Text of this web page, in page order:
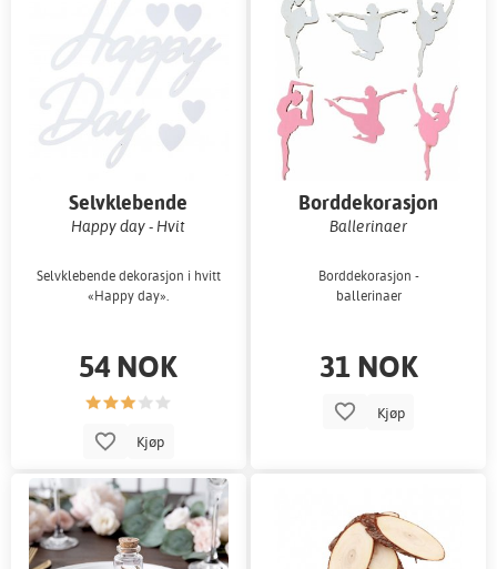
Selvklebende
dekorasjon
Happy day - Hvit
Selvklebende dekorasjon i hvitt
«Happy day».
54 NOK
Kjøp
Borddekorasjon
Ballerinaer
Borddekorasjon -
ballerinaer
31 NOK
Kjøp